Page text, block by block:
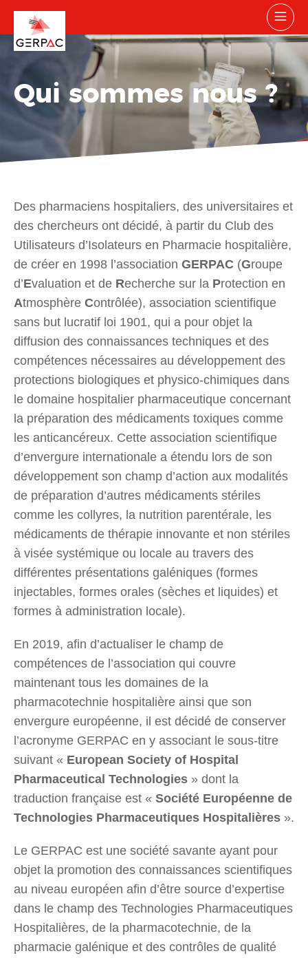
Qui sommes nous ?
Des pharmaciens hospitaliers, des universitaires et
des chercheurs ont décidé, à partir du Club des
Utilisateurs d’Isolateurs en Pharmacie hospitalière,
de créer en 1998 l’association GERPAC (Groupe
d’Evaluation et de Recherche sur la Protection en
Atmosphère Contrôlée), association scientifique
sans but lucratif loi 1901, qui a pour objet la
diffusion des connaissances techniques et des
compétences nécessaires au développement des
protections biologiques et physico-chimiques dans
le domaine hospitalier pharmaceutique concernant
la préparation des médicaments toxiques comme
les anticancéreux. Cette association scientifique
d’envergure internationale a étendu lors de son
développement son champ d’action aux modalités
de préparation d’autres médicaments stériles
comme les collyres, la nutrition parentérale, les
médicaments de thérapie innovante et non stériles
à visée systémique ou locale au travers des
différentes présentations galéniques (formes
injectables, formes orales (sèches et liquides) et
formes à administration locale).
En 2019, afin d’actualiser le champ de
compétences de l’association qui couvre
maintenant tous les domaines de la
pharmacotechnie hospitalière ainsi que son
envergure européenne, il est décidé de conserver
l’acronyme GERPAC en y associant le sous-titre
suivant « European Society of Hospital
Pharmaceutical Technologies » dont la
traduction française est « Société Européenne de
Technologies Pharmaceutiques Hospitalières ».
Le GERPAC est une société savante ayant pour
objet la promotion des connaissances scientifiques
au niveau européen afin d’être source d’expertise
dans le champ des Technologies Pharmaceutiques
Hospitalières, de la pharmacotechnie, de la
pharmacie galénique et des contrôles de qualité